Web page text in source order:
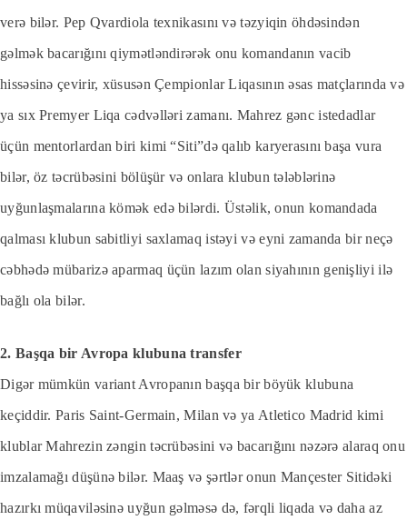
verə bilər. Pep Qvardiola texnikasını və təzyiqin öhdəsindən
gəlmək bacarığını qiymətləndirərək onu komandanın vacib
hissəsinə çevirir, xüsusən Çempionlar Liqasının əsas matçlarında və
ya sıx Premyer Liqa cədvəlləri zamanı. Mahrez gənc istedadlar
üçün mentorlardan biri kimi “Siti”də qalıb karyerasını başa vura
bilər, öz təcrübəsini bölüşür və onlara klubun tələblərinə
uyğunlaşmalarına kömək edə bilərdi. Üstəlik, onun komandada
qalması klubun sabitliyi saxlamaq istəyi və eyni zamanda bir neçə
cəbhədə mübarizə aparmaq üçün lazım olan siyahının genişliyi ilə
bağlı ola bilər.
2. Başqa bir Avropa klubuna transfer
Digər mümkün variant Avropanın başqa bir böyük klubuna
keçiddir. Paris Saint-Germain, Milan və ya Atletico Madrid kimi
klublar Mahrezin zəngin təcrübəsini və bacarığını nəzərə alaraq onu
imzalamağı düşünə bilər. Maaş və şərtlər onun Mançester Sitidəki
hazırkı müqaviləsinə uyğun gəlməsə də, fərqli liqada və daha az